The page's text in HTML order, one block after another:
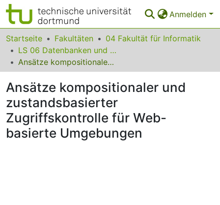
Anmelden
Bereiche & Sammlungen
Das gesamte Repositorium
Leitlinien
Zurück zur Startseite
Startseite Fakultäten
04 Fakultät für Informatik
LS 06 Datenbanken und Informationssysteme
Ansätze kompositionaler und zustandsbasierter Zugriffskontrolle für Web-basierte Umgebungen
Ansätze kompositionaler und
zustandsbasierter
Zugriffskontrolle für Web-
basierte Umgebungen